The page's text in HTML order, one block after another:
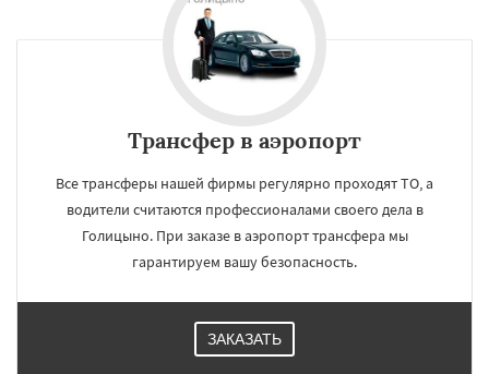
Трансфер в аэропорт
Все трансферы нашей фирмы регулярно проходят ТО, а
водители считаются профессионалами своего дела в
Голицыно. При заказе в аэропорт трансфера мы
гарантируем вашу безопасность.
ЗАКАЗАТЬ